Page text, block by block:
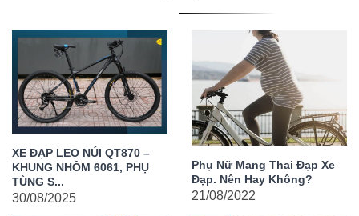
XE ĐẠP LEO NÚI QT870 –
KHUNG NHÔM 6061, PHỤ
TÙNG S...
30/08/2025
Phụ Nữ Mang Thai Đạp Xe
Đạp. Nên Hay Không?
21/08/2022